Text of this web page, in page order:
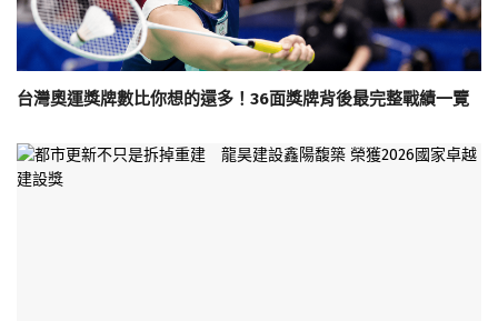
台灣奧運獎牌數比你想的還多！36面獎牌背後最完整戰績一覽